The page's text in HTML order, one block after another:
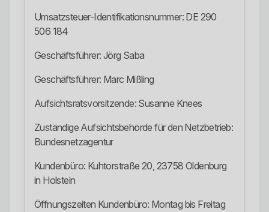
Umsatzsteuer-Identifikationsnummer: DE 290
506 184
Geschäftsführer: Jörg Saba
Geschäftsführer: Marc Mißling
Aufsichtsratsvorsitzende: Susanne Knees
Zuständige Aufsichtsbehörde für den Netzbetrieb:
Bundesnetzagentur
Kundenbüro: Kuhtorstraße 20, 23758 Oldenburg
in Holstein
Öffnungszeiten Kundenbüro: Montag bis Freitag